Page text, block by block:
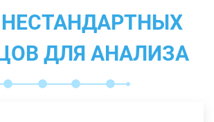
ДЛЯ АНАЛИЗА